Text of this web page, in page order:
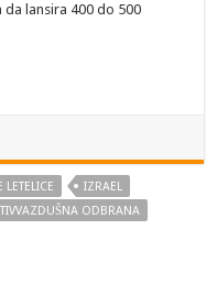
da lansira 400 do 500
LETELICE
IZRAEL
ODBRANA